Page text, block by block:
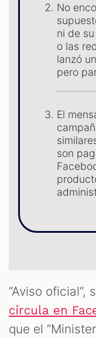
No
ni de
o las
lanzó
pero
El
son
“Aviso oficial”,
circula en
que el